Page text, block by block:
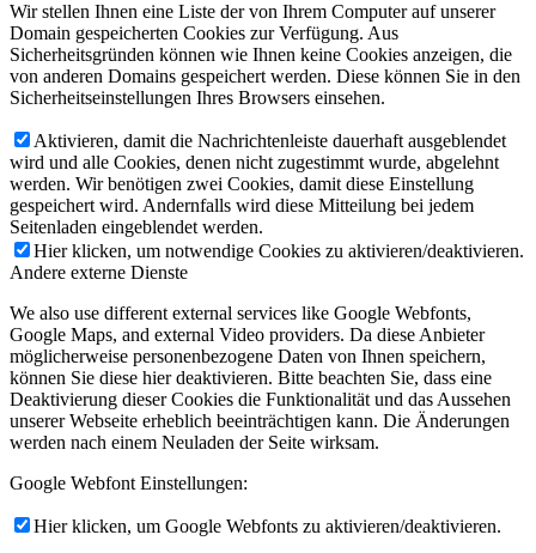
Wir stellen Ihnen eine Liste der von Ihrem Computer auf unserer
Domain gespeicherten Cookies zur Verfügung. Aus
Sicherheitsgründen können wie Ihnen keine Cookies anzeigen, die
von anderen Domains gespeichert werden. Diese können Sie in den
Sicherheitseinstellungen Ihres Browsers einsehen.
Aktivieren, damit die Nachrichtenleiste dauerhaft ausgeblendet
wird und alle Cookies, denen nicht zugestimmt wurde, abgelehnt
werden. Wir benötigen zwei Cookies, damit diese Einstellung
gespeichert wird. Andernfalls wird diese Mitteilung bei jedem
Seitenladen eingeblendet werden.
Hier klicken, um notwendige Cookies zu aktivieren/deaktivieren.
Andere externe Dienste
We also use different external services like Google Webfonts,
Google Maps, and external Video providers. Da diese Anbieter
möglicherweise personenbezogene Daten von Ihnen speichern,
können Sie diese hier deaktivieren. Bitte beachten Sie, dass eine
Deaktivierung dieser Cookies die Funktionalität und das Aussehen
unserer Webseite erheblich beeinträchtigen kann. Die Änderungen
werden nach einem Neuladen der Seite wirksam.
Google Webfont Einstellungen:
Hier klicken, um Google Webfonts zu aktivieren/deaktivieren.